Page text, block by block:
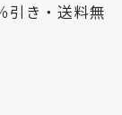
引き・送料無